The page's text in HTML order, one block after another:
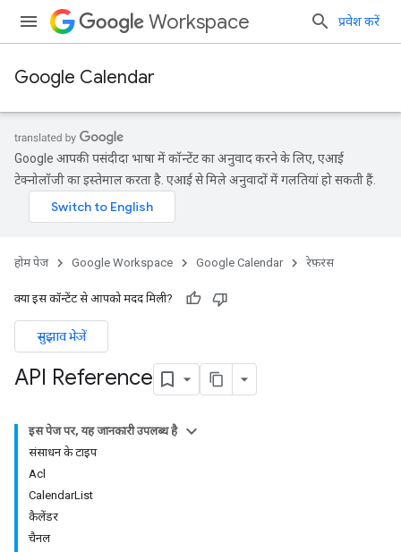
Workspace प्रवेश करें
Google Calendar
Google आपकी पसंदीदा भाषा में कॉन्टेंट का अनुवाद करने के लिए, एआई
टेक्नोलॉजी का इस्तेमाल करता है. एआई से मिले अनुवादों में गलतियां हो सकती हैं.
होम पेज Google Workspace Google Calendar रेफ़रंस
क्या इस कॉन्टेंट से आपको मदद मिली?
सुझाव भेजें
API Reference
इस पेज पर, यह जानकारी उपलब्ध है
संसाधन के टाइप
Acl
CalendarList
कैलेंडर
चैनल